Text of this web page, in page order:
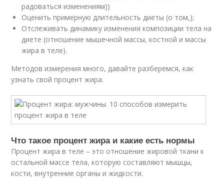
радоваться изменениям))
Оценить примерную длительность диеты (о том,);
Отслеживать динамику изменения композиции тела на
диете (отношение мышечной массы, костной и массы
жира в теле).
Методов измерения много, давайте разберемся, как
узнать свой процент жира.
Что такое процент жира и какие есть нормы
Процент жира в теле – это отношение жировой ткани к
остальной массе тела, которую составляют мышцы,
кости, внутренние органы и жидкости.